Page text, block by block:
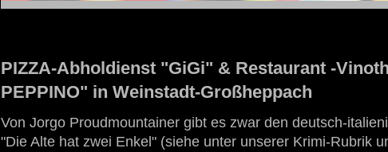
PIZZA-Abholdienst "GiGi" & Restaurant -
PEPPINO" in Weinstadt-Großheppach
Von Jorgo Proudmountainer gibt es zwar den deutsch-
"Die Alte hat zwei Enkel" (siehe unter unserer Krimi-Rubrik